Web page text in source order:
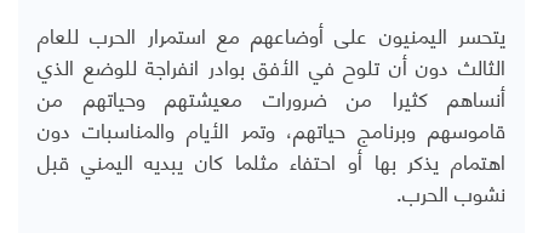
يتحسر اليمنيون على أوضاعهم مع استمرار الحرب للعام
الثالث دون أن تلوح في الأفق بوادر انفراجة للوضع الذي
أنساهم كثيرا من ضرورات معيشتهم وحياتهم من
قاموسهم وبرنامج حياتهم، وتمر الأيام والمناسبات دون
اهتمام يذكر بها أو احتفاء مثلما كان يبديه اليمني قبل
نشوب الحرب.